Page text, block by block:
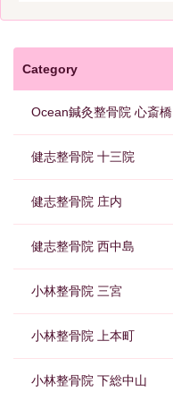
Category
Ocean鍼灸整骨院 心斎橋
健志整骨院 十三院
健志整骨院 庄内
健志整骨院 西中島
小林整骨院 三宮
小林整骨院 上本町
小林整骨院 下総中山